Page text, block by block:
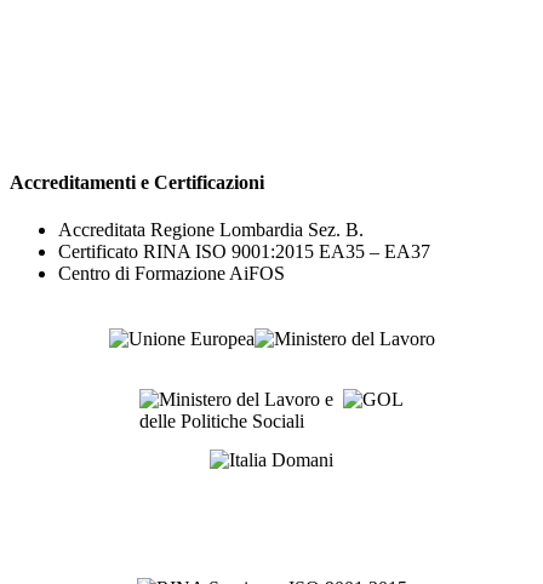
Accreditamenti e Certificazioni
Accreditata Regione Lombardia Sez. B.
Certificato RINA ISO 9001:2015 EA35 – EA37
Centro di Formazione AiFOS